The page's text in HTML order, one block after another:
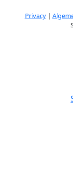
Privacy|